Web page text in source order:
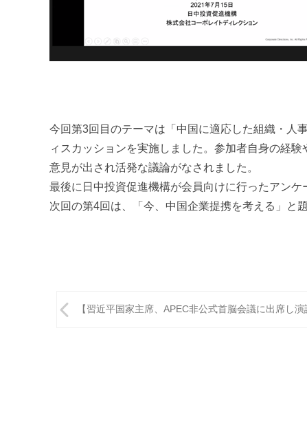
今回第3回目のテーマは「中国に適応した組織・人
ィスカッションを実施しました。参加者自身の経
意見が出され活発な議論がなされました。
最後に日中投資促進機構が会員向けに行ったアン
次回の第4回は、「今、中国企業提携を考える」と
投
【習近平国家主席、APEC非公式首脳会議に出席し演